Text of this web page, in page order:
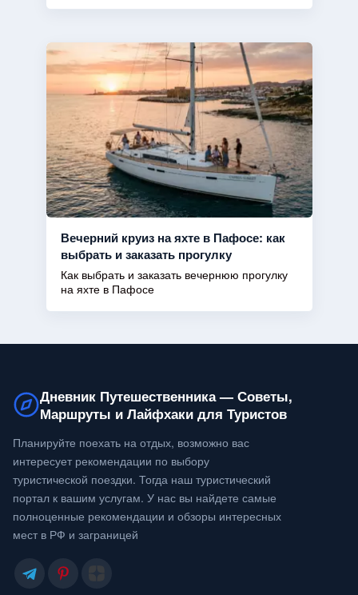
Вечерний круиз на яхте в Пафосе: как
выбрать и заказать прогулку
Как выбрать и заказать вечернюю прогулку
на яхте в Пафосе
Дневник Путешественника — Советы,
Маршруты и Лайфхаки для Туристов
Планируйте поехать на отдых, возможно вас
интересует рекомендации по выбору
туристической поездки. Тогда наш туристический
портал к вашим услугам. У нас вы найдете самые
полноценные рекомендации и обзоры интересных
мест в РФ и заграницей